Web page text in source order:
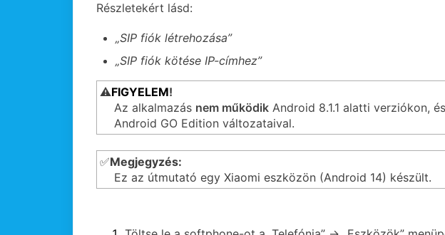
Részletekért lásd:
„SIP fiók létrehozása”
„SIP fiók kötése IP-címhez”
⚠️FIGYELEM!
Az alkalmazás nem működik Android 8.1.1 alatti verziókon, és
Android GO Edition változataival.
✅Megjegyzés:
Ez az útmutató egy Xiaomi eszközön (Android 14) készült.